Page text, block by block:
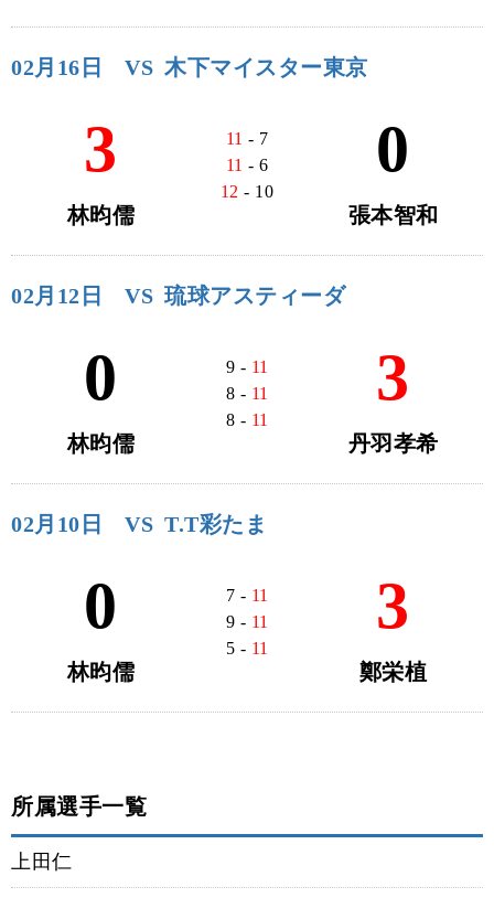
02月16日 VS 木下マイスター東京
3
林昀儒
11 - 7
11 - 6
12 - 10
0
張本智和
02月12日 VS 琉球アスティーダ
0
林昀儒
9 - 11
8 - 11
8 - 11
3
丹羽孝希
02月10日 VS T.T彩たま
0
林昀儒
7 - 11
9 - 11
5 - 11
3
鄭栄植
所属選手一覧
上田仁